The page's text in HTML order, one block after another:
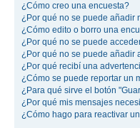
¿Cómo creo una encuesta?
¿Por qué no se puede añadir
¿Cómo edito o borro una
¿Por qué no se puede
¿Por qué no se puede añadir
¿Por qué recibí una
¿Cómo se puede reportar un
¿Para qué sirve el botón
¿Por qué mis mensajes
¿Cómo hago para reactivar